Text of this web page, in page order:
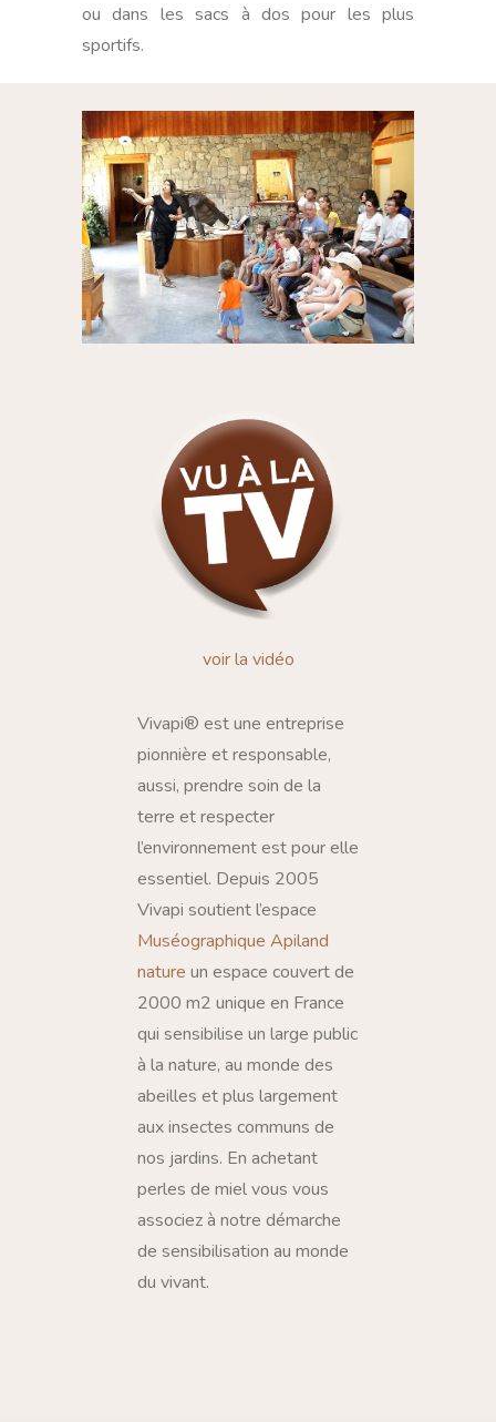
ou dans les sacs à dos pour les plus
sportifs.
voir la vidéo
Vivapi® est une entreprise
pionnière et responsable,
aussi, prendre soin de la
terre et respecter
l’environnement est pour elle
essentiel. Depuis 2005
Vivapi soutient l’espace
Muséographique Apiland
nature un espace couvert de
2000 m2 unique en France
qui sensibilise un large public
à la nature, au monde des
abeilles et plus largement
aux insectes communs de
nos jardins. En achetant
perles de miel vous vous
associez à notre démarche
de sensibilisation au monde
du vivant.